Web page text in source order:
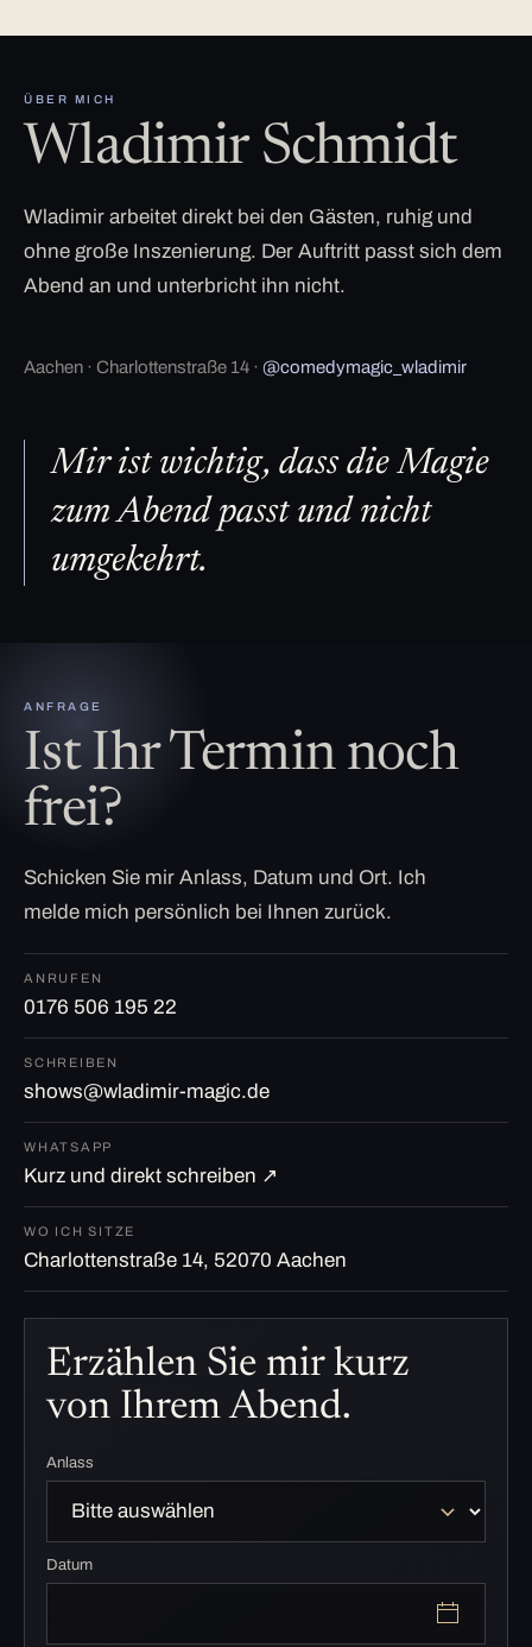
ÜBER MICH
Wladimir Schmidt
Wladimir arbeitet direkt bei den Gästen, ruhig und
ohne große Inszenierung. Der Auftritt passt sich dem
Abend an und unterbricht ihn nicht.
Aachen · Charlottenstraße 14 · @comedymagic_wladimir
Mir ist wichtig, dass die Magie
zum Abend passt und nicht
umgekehrt.
ANFRAGE
Ist Ihr Termin noch
frei?
Schicken Sie mir Anlass, Datum und Ort. Ich
melde mich persönlich bei Ihnen zurück.
ANRUFEN
0176 506 195 22
SCHREIBEN
shows@wladimir-magic.de
WHATSAPP
Kurz und direkt schreiben ↗
WO ICH SITZE
Charlottenstraße 14, 52070 Aachen
Erzählen Sie mir kurz
von Ihrem Abend.
Anlass
Datum